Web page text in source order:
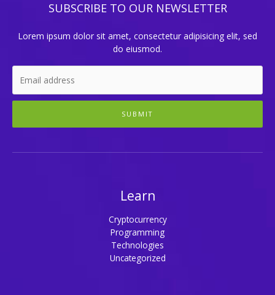
SUBSCRIBE TO OUR NEWSLETTER
Lorem ipsum dolor sit amet, consectetur adipisicing elit, sed
do eiusmod.
SUBMIT
Learn
Cryptocurrency
Programming
Technologies
Uncategorized